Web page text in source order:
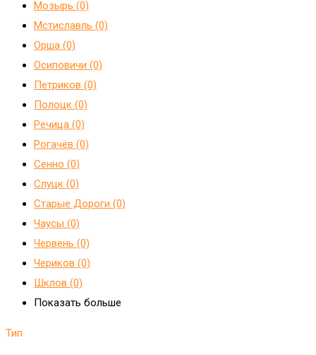
Мозырь (0)
Мстиславль (0)
Орша (0)
Осиповичи (0)
Петриков (0)
Полоцк (0)
Речица (0)
Рогачёв (0)
Сенно (0)
Слуцк (0)
Старые Дороги (0)
Чаусы (0)
Червень (0)
Чериков (0)
Шклов (0)
Показать больше
Тип